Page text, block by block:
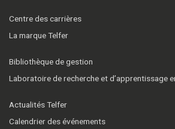
Centre des carrières
La marque Telfer
Bibliothèque de gestion
Laboratoire de recherche et d’apprentissage
Actualités Telfer
Calendrier des événements